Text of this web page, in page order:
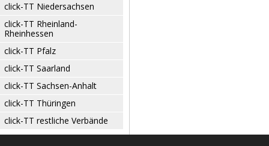
click-TT Niedersachsen
click-TT Rheinland-
Rheinhessen
click-TT Pfalz
click-TT Saarland
click-TT Sachsen-Anhalt
click-TT Thüringen
click-TT restliche Verbände